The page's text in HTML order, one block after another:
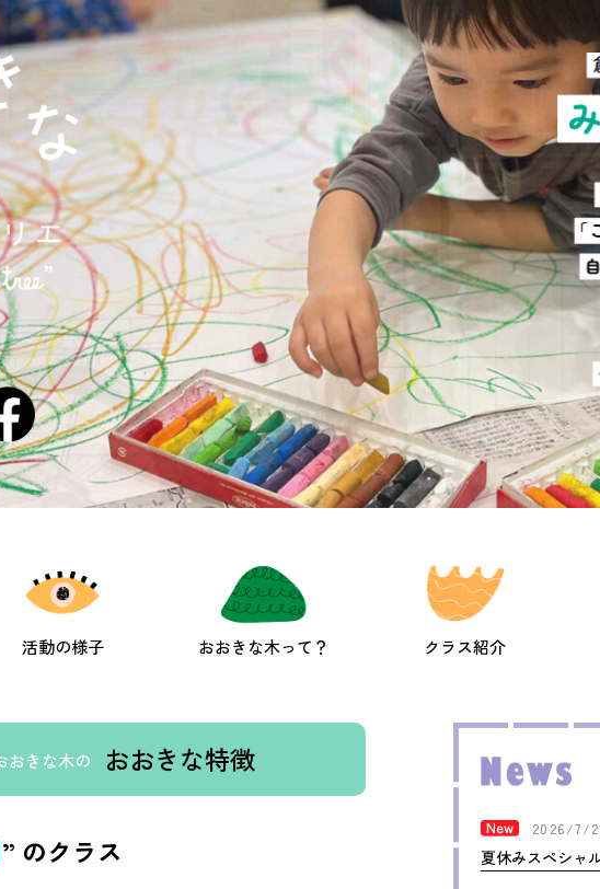
活動の様子 おおきな木って？ クラス紹介
2026/7/
夏休みスペシャ
おきな木の おおきな特徴
” のクラス